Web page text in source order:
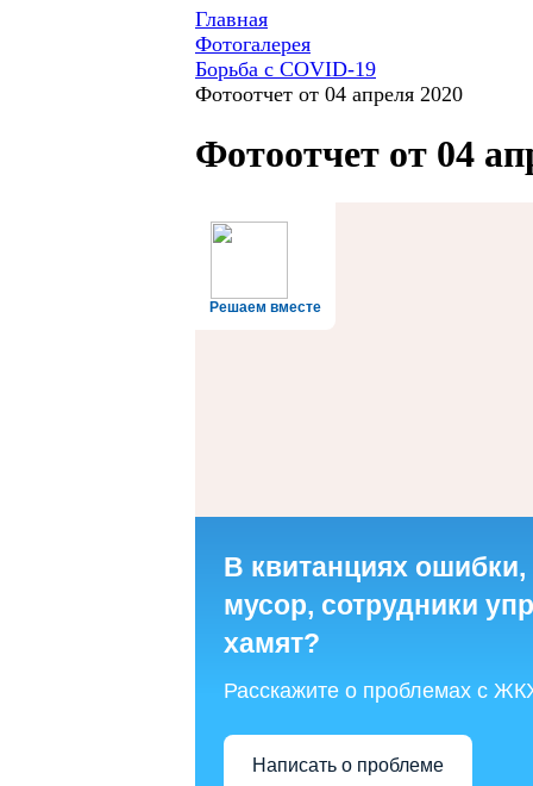
Главная
Фотогалерея
Борьба с COVID-19
Фотоотчет от 04 апреля 2020
Фотоотчет от 04
Решаем вместе
В квитанциях
мусор, сотрудники
хамят?
Расскажите о проблемах с
Написать о проблеме